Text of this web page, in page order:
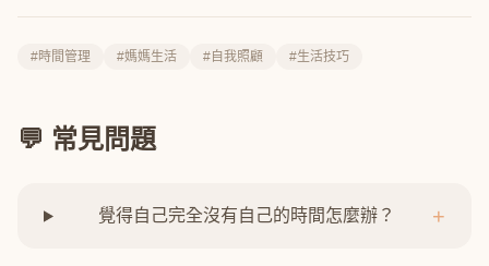
#時間管理 #媽媽生活 #自我照顧 #生活技巧
💬 常見問題
覺得自己完全沒有自己的時間怎麼辦？ +